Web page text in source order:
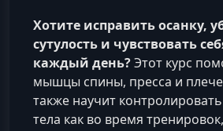
Хотите исправить осанку,
сутулость и чувствовать
каждый день?Этот курс
мышцы спины, пресса и
также научит
тела как во время